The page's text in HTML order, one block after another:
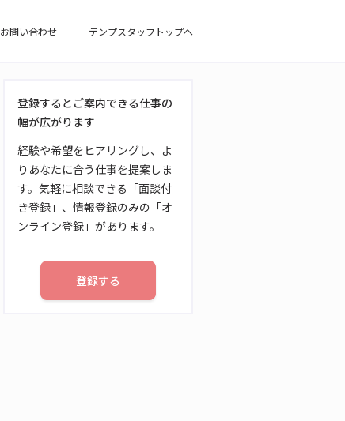
お問い合わせ テンプスタッフトップへ
登録するとご案内できる仕事の
幅が広がります
経験や希望をヒアリングし、よ
りあなたに合う仕事を提案しま
す。気軽に相談できる「面談付
き登録」、情報登録のみの「オ
ンライン登録」があります。
登録する